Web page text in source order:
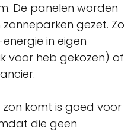
De panelen worden
gezet. Zo
in eigen
voor heb gekozen) of
zon komt is goed voor
die geen